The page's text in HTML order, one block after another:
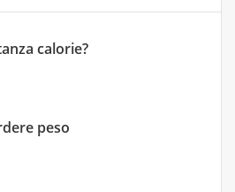
calorie?
peso